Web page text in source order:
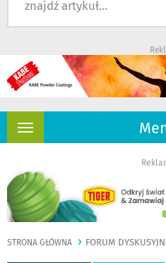
Rozwiń
STRONA GŁÓWNA FORUM